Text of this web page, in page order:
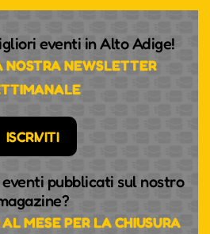
eventi in Alto Adige!
NOSTRA NEWSLETTER
ISCRIVITI
pubblicati sul nostro
MESE PER LA CHIUSURA